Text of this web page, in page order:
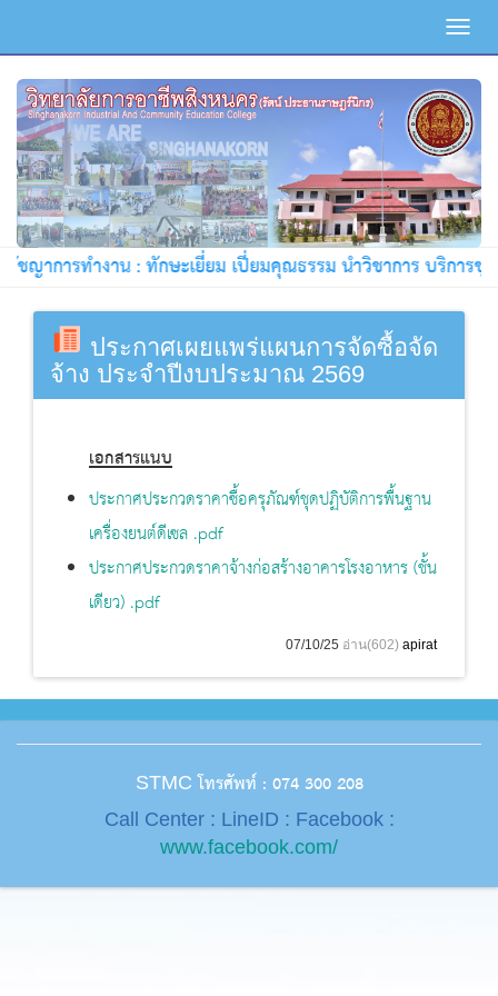
ชญาการทำงาน : ทักษะเยี่ยม เปี่ยมคุณธรรม นำวิชาการ บริการชุม
ประกาศเผยแพร่แผนการจัดซื้อจัด
จ้าง ประจำปีงบประมาณ 2569
เอกสารแนบ
ประกาศประกวดราคาซื้อครุภัณฑ์ชุดปฏิบัติการพื้นฐาน
เครื่องยนต์ดีเซล .pdf
ประกาศประกวดราคาจ้างก่อสร้างอาคารโรงอาหาร (ชั้น
เดียว) .pdf
07/10/25 อ่าน(602) apirat
STMCโทรศัพท์ : 074 300 208
Call Center : LineID : Facebook :
www.facebook.com/